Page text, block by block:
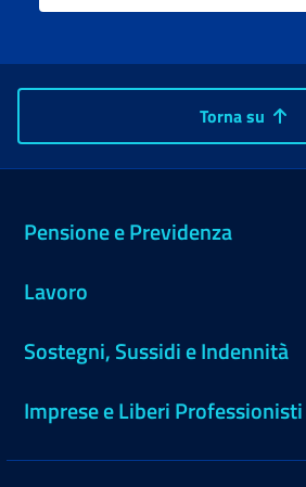
Torna su
Pensione e Previdenza
Lavoro
Sostegni, Sussidi e Indennità
Imprese e Liberi Professionisti